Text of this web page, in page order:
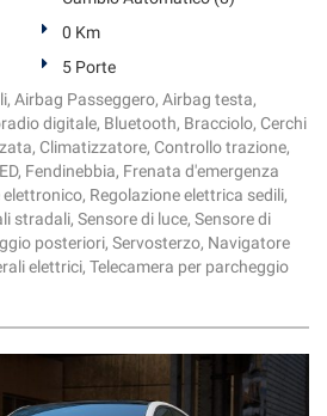
0 Km
5 Porte
Airbag Passeggero, Airbag testa,
digitale, Bluetooth, Bracciolo, Cerchi
Climatizzatore, Controllo trazione,
Fendinebbia, Frenata d'emergenza
Regolazione elettrica sedili,
stradali, Sensore di luce, Sensore di
posteriori, Servosterzo, Navigatore
elettrici, Telecamera per parcheggio